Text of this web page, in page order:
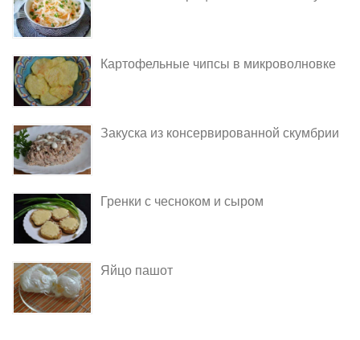
Картофельные чипсы в микроволновке
Закуска из консервированной скумбрии
Гренки с чесноком и сыром
Яйцо пашот